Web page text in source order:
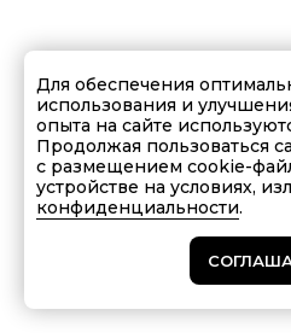
Для обеспечения
использования и
опыта на сайте
Продолжая пользоваться
с размещением cookie-
устройстве на условиях,
конфиденциальности.